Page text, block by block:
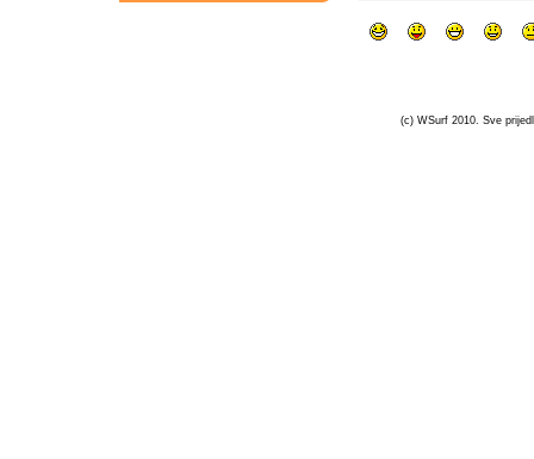
(c) WSurf 2010. Sve